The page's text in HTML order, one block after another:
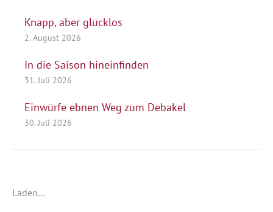
Knapp, aber glücklos
2. August 2026
In die Saison hineinfinden
31. Juli 2026
Einwürfe ebnen Weg zum Debakel
30. Juli 2026
Laden...